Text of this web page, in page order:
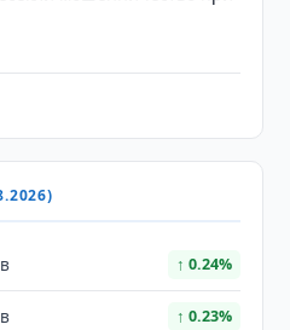
↑ 0.24%
↑ 0.23%